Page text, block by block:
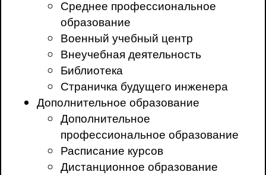
Среднее профессиональное
образование
Военный учебный центр
Внеучебная деятельность
Библиотека
Страничка будущего инженера
Дополнительное образование
Дополнительное
профессиональное образование
Расписание курсов
Дистанционное образование